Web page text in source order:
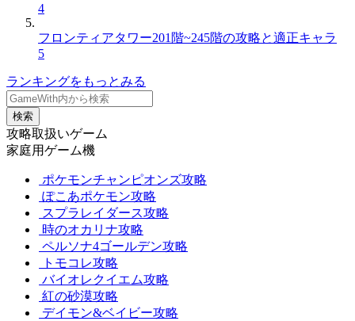
4
フロンティアタワー201階~245階の攻略と適正キャラ
5
ランキングをもっとみる
検索
攻略取扱いゲーム
家庭用ゲーム機
ポケモンチャンピオンズ攻略
ぽこあポケモン攻略
スプラレイダース攻略
時のオカリナ攻略
ペルソナ4ゴールデン攻略
トモコレ攻略
バイオレクイエム攻略
紅の砂漠攻略
デイモン&ベイビー攻略